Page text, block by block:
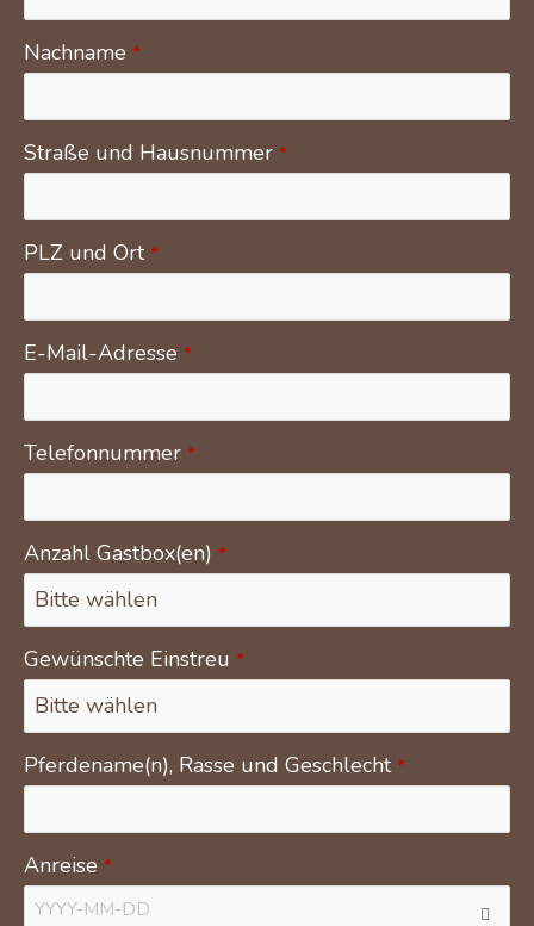
Nachname *
Straße und Hausnummer *
PLZ und Ort *
E-Mail-Adresse *
Telefonnummer *
Anzahl Gastbox(en) *
Gewünschte Einstreu *
Pferdename(n), Rasse und Geschlecht *
Anreise *